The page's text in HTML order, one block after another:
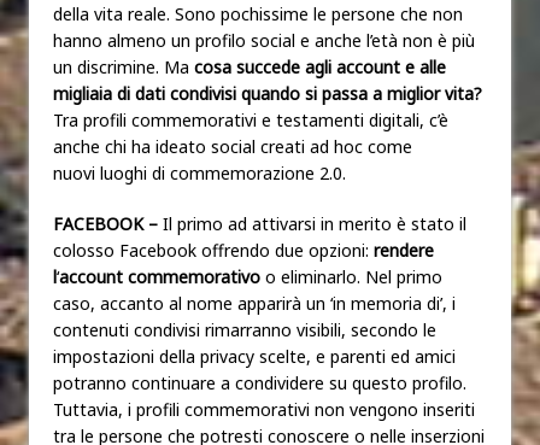
della vita reale. Sono pochissime le persone che non
hanno almeno un profilo social e anche l’età non è più
un discrimine. Ma cosa succede agli account e alle
migliaia di dati condivisi quando si passa a miglior vita?
Tra profili commemorativi e testamenti digitali, c’è
anche chi ha ideato social creati ad hoc come
nuovi luoghi di commemorazione 2.0.
FACEBOOK – Il primo ad attivarsi in merito è stato il
colosso Facebook offrendo due opzioni: rendere
l‘account commemorativo o eliminarlo. Nel primo
caso, accanto al nome apparirà un ‘in memoria di’, i
contenuti condivisi rimarranno visibili, secondo le
impostazioni della privacy scelte, e parenti ed amici
potranno continuare a condividere su questo profilo.
Tuttavia, i profili commemorativi non vengono inseriti
tra le persone che potresti conoscere o nelle inserzioni